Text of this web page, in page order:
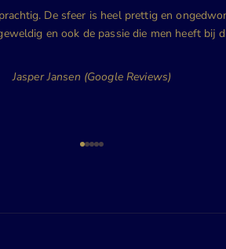
De sfeer is heel prettig en
en ook de passie die men heeft bij
Jasper Jansen (Google Reviews)
Naar artikel 1
Naar artikel 2
Naar artikel 3
Naar artikel 4
Naar artikel 5